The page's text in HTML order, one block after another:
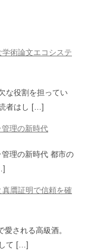
術論文エコシステ
な役割を担ってい
者はし […]
理の新時代
理の新時代 都市の
贋証明で信頼を確
される高級酒。
て […]